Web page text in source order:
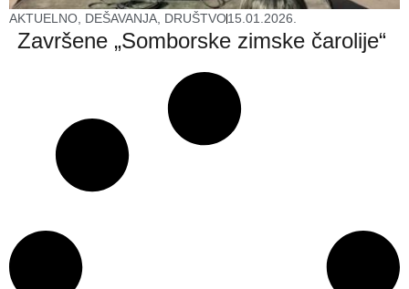
AKTUELNO DEŠAVANJA DRUŠTVO15.01.2026.
Završene „Somborske zimske čarolije“